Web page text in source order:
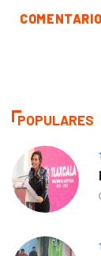
POPULARES